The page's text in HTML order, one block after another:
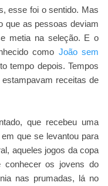
esse foi o sentido. Mas
que as pessoas deviam
metia na seleção. E o
como João sem
tempo depois. Tempos
receitas de
que recebeu uma
que se levantou para
aqueles jogos da copa
conhecer os jovens do
nas prumadas, lá no